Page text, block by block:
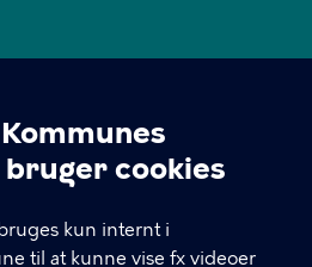
cookies
kun internt i
til at kunne vise fx videoer